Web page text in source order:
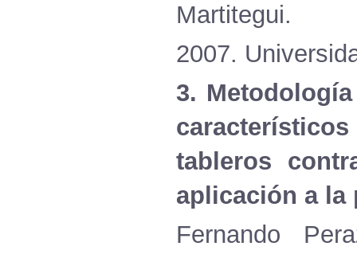
Martitegui.
2007.
3. Metodología
característicos
tableros
aplicación a la
Fernando